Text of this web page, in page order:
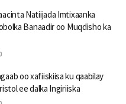
Natiijada Imtixaanka
Banaadir oo Muqdisho ka
oo xafiiskiisa ku qaabilay
ee dalka Ingiriiska